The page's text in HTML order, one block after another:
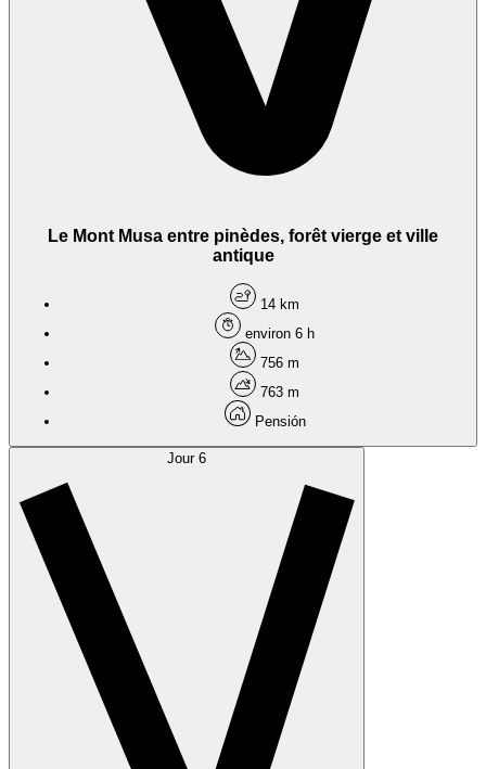
Le Mont Musa entre pinèdes, forêt vierge et ville
antique
14 km
environ 6 h
756 m
763 m
Pensión
Jour 6